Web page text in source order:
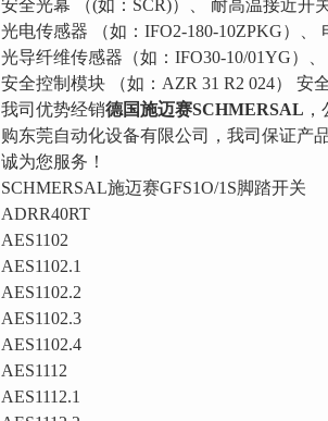
安全光幕 （(如：SCR)）、 耐高温接近开
光电传感器 （如：IFO2-180-10ZPKG）、
光导纤维传感器（如：IFO30-10/01YG）
安全控制模块 （如：AZR 31 R2 024） 安
我司优势经销德国施迈赛SCHMERSAL
购东莞自动化设备有限公司，我司保证产
诚为您服务！
SCHMERSAL施迈赛GFS1O/1S脚踏开关
ADRR40RT
AES1102
AES1102.1
AES1102.2
AES1102.3
AES1102.4
AES1112
AES1112.1